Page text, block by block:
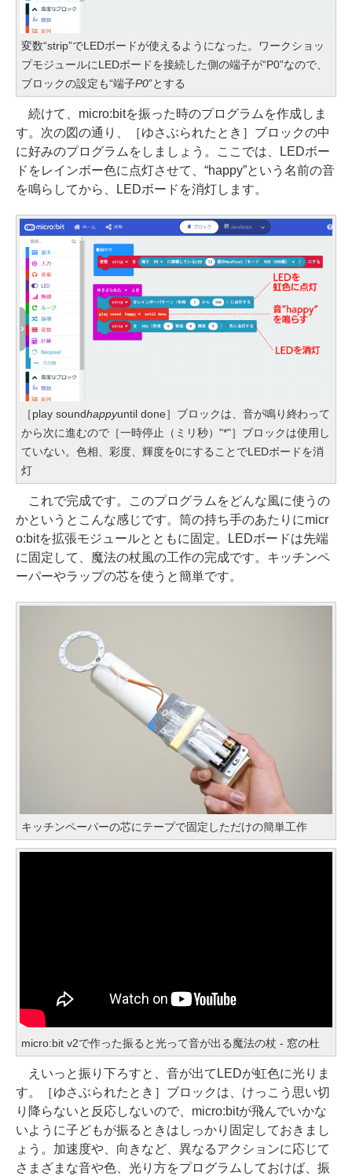
変数“strip”でLEDボードが使えるようになった。ワークショッ
プモジュールにLEDボードを接続した側の端子が“P0”なので、
ブロックの設定も“端子P0”とする
続けて、micro:bitを振った時のプログラムを作成しま
す。次の図の通り、［ゆさぶられたとき］ブロックの中
に好みのプログラムをしましょう。ここでは、LEDボー
ドをレインボー色に点灯させて、“happy”という名前の音
を鳴らしてから、LEDボードを消灯します。
［play soundhappyuntil done］ブロックは、音が鳴り終わって
から次に進むので［一時停止（ミリ秒）"*"］ブロックは使用し
ていない。色相、彩度、輝度を0にすることでLEDボードを消
灯
これで完成です。このプログラムをどんな風に使うの
かというとこんな感じです。筒の持ち手のあたりにmicr
o:bitを拡張モジュールとともに固定。LEDボードは先端
に固定して、魔法の杖風の工作の完成です。キッチンペ
ーパーやラップの芯を使うと簡単です。
キッチンペーパーの芯にテープで固定しただけの簡単工作
micro:bit v2で作った振ると光って音が出る魔法の杖 - 窓の杜
えいっと振り下ろすと、音が出てLEDが虹色に光りま
す。［ゆさぶられたとき］ブロックは、けっこう思い切
り降らないと反応しないので、micro:bitが飛んでいかな
いように子どもが振るときはしっかり固定しておきまし
ょう。加速度や、向きなど、異なるアクションに応じて
さまざまな音や色、光り方をプログラムしておけば、振